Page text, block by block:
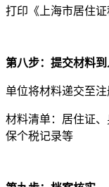
打印《上海市居住
第八步：提交材料
单位将材料递交至
材料清单：居住证
保个税记录等